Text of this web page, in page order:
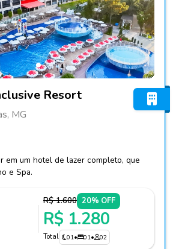
Resort
MG
em um hotel de lazer completo, que
e Spa.
R$ 1.600 20% OFF
R$ 1.280
Total 01• 01• 02